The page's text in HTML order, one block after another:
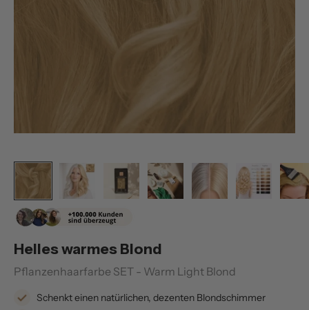
Helles warmes Blond
Pflanzenhaarfarbe SET - Warm Light Blond
Schenkt einen natürlichen, dezenten Blondschimmer